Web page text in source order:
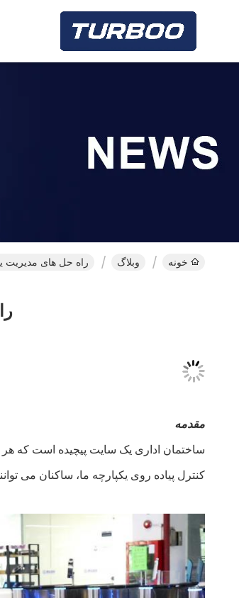
خونه وبلاگ راه حل های مدیریت
مقدمه
ساختمان اداری یک سایت پیچیده است که هر
کنترل پیاده روی یکپارچه ما، ساکنان می